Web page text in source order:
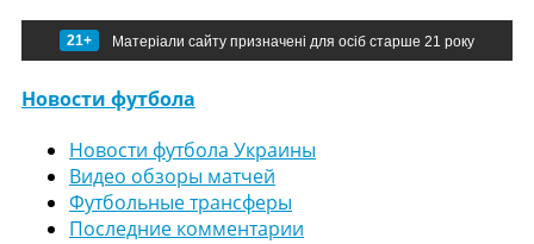
21+ Матеріали сайту призначені для осіб старше 21 року
Новости футбола
Новости футбола Украины
Видео обзоры матчей
Футбольные трансферы
Последние комментарии